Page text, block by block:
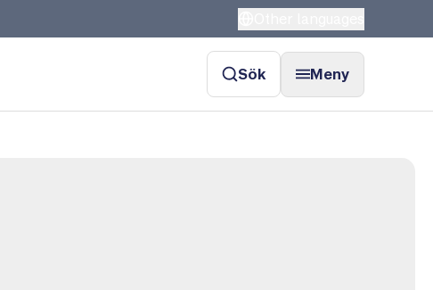
Sök Meny